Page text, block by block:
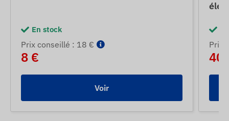
En stock
Prix ​​conseillé : 18 €
8 €
Voir
Prix
40